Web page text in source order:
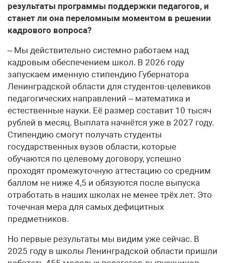
результаты программы поддержки педагогов, и
станет ли она переломным моментом в решении
кадрового вопроса?
– Мы действительно системно работаем над
кадровым обеспечением школ. В 2026 году
запускаем именную стипендию Губернатора
Ленинградской области для студентов-целевиков
педагогических направлений – математика и
естественные науки. Её размер составит 10 тысяч
рублей в месяц. Выплата начнётся уже в 2027 году.
Стипендию смогут получать студенты
государственных вузов области, которые
обучаются по целевому договору, успешно
проходят промежуточную аттестацию со средним
баллом не ниже 4,5 и обязуются после выпуска
отработать в наших школах не менее трёх лет. Это
точечная мера для самых дефицитных
предметников.
Но первые результаты мы видим уже сейчас. В
2025 году в школы Ленинградской области пришли